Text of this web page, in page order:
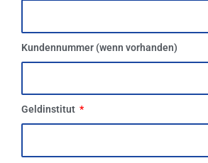
Kundennummer (wenn vorhanden)
Geldinstitut